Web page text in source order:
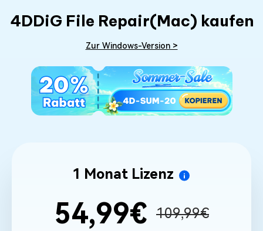
4DDiG File Repair(Mac) kaufen
Zur Windows-Version >
1 Monat Lizenz
54,99€ 109,99€